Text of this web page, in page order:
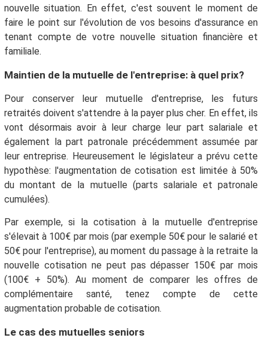
nouvelle situation. En effet, c'est souvent le moment de
faire le point sur l'évolution de vos besoins d'assurance en
tenant compte de votre nouvelle situation financière et
familiale.
Maintien de la mutuelle de l'entreprise: à quel prix?
Pour conserver leur mutuelle d'entreprise, les futurs
retraités doivent s'attendre à la payer plus cher. En effet, ils
vont désormais avoir à leur charge leur part salariale et
également la part patronale précédemment assumée par
leur entreprise. Heureusement le législateur a prévu cette
hypothèse: l'augmentation de cotisation est limitée à 50%
du montant de la mutuelle (parts salariale et patronale
cumulées).
Par exemple, si la cotisation à la mutuelle d'entreprise
s'élevait à 100€ par mois (par exemple 50€ pour le salarié et
50€ pour l'entreprise), au moment du passage à la retraite la
nouvelle cotisation ne peut pas dépasser 150€ par mois
(100€ + 50%). Au moment de comparer les offres de
complémentaire santé, tenez compte de cette
augmentation probable de cotisation.
Le cas des mutuelles seniors